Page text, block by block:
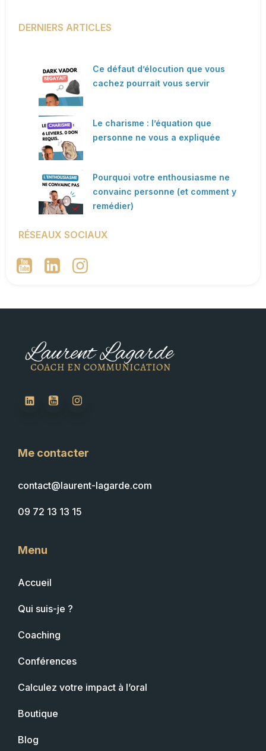
DERNIERS ARTICLES
Ce défaut d’élocution que vous
cachez pourrait vous servir
Le charisme : l’équation que
personne ne vous a expliquée
Pourquoi votre enthousiasme ne
convainc personne (et comment y
remédier)
RÉSEAUX SOCIAUX
Me contacter
contact@laurent-lagarde.com
09 72 13 13 15
Menu
Accueil
Qui suis-je ?
Coaching
Conférences
Calculez votre impact à l’oral
Boutique
Blog